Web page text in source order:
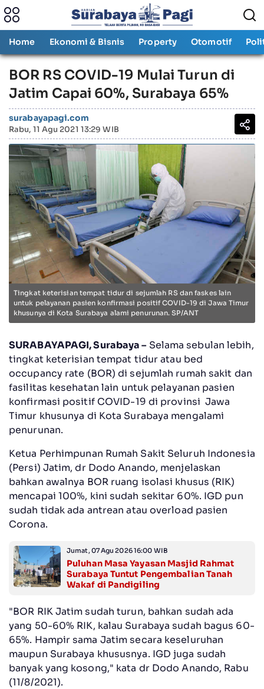
Home Ekonomi & Bisnis Property Otomotif
BOR RS COVID-19 Mulai Turun di
Jatim Capai 60%, Surabaya 65%
surabayapagi.com
Rabu, 11 Agu 2021 13:29 WIB
Tingkat keterisian tempat tidur di sejumlah RS dan faskes lain
untuk pelayanan pasien konfirmasi positif COVID-19 di Jawa Timur
khusunya di Kota Surabaya alami penurunan. SP/ANT
SURABAYAPAGI, Surabaya –Selama sebulan lebih,
tingkat keterisian tempat tidur atau bed
occupancy rate (BOR) di sejumlah rumah sakit dan
fasilitas kesehatan lain untuk pelayanan pasien
konfirmasi positif COVID-19 di provinsi Jawa
Timur khusunya di Kota Surabaya mengalami
penurunan.
Ketua Perhimpunan Rumah Sakit Seluruh Indonesia
(Persi) Jatim, dr Dodo Anando, menjelaskan
bahkan awalnya BOR ruang isolasi khusus (RIK)
mencapai 100%, kini sudah sekitar 60%. IGD pun
sudah tidak ada antrean atau overload pasien
Corona.
Jumat, 07 Agu 2026 16:00 WIB
Puluhan Masa Yayasan Masjid Rahmat
Surabaya Tuntut Pengembalian Tanah
Wakaf di Pandigiling
"BOR RIK Jatim sudah turun, bahkan sudah ada
yang 50-60% RIK, kalau Surabaya sudah bagus 60-
65%. Hampir sama Jatim secara keseluruhan
maupun Surabaya khususnya. IGD juga sudah
banyak yang kosong," kata dr Dodo Anando, Rabu
(11/8/2021).